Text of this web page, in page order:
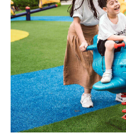
So
Xem
4
chưa
City